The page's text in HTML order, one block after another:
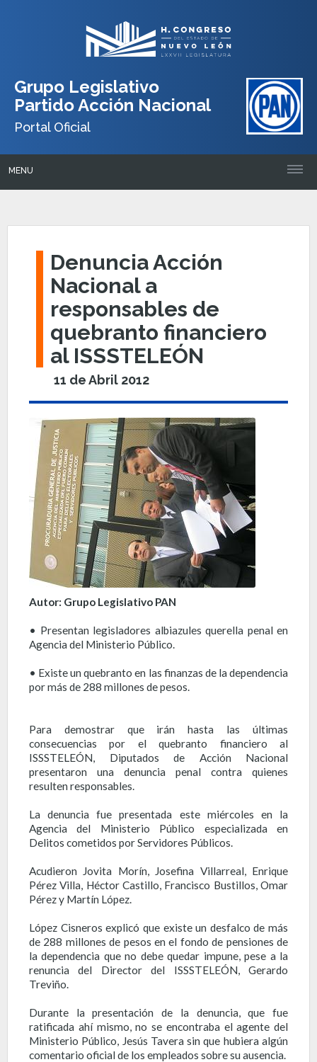
Grupo Legislativo
Partido Acción Nacional
Portal Oficial
MENU
Denuncia Acción
Nacional a
responsables de
quebranto financiero
al ISSSTELEÓN
11 de Abril 2012
Autor: Grupo Legislativo PAN
• Presentan legisladores albiazules querella penal en
Agencia del Ministerio Público.
• Existe un quebranto en las finanzas de la dependencia
por más de 288 millones de pesos.
Para demostrar que irán hasta las últimas
consecuencias por el quebranto financiero al
ISSSTELEÓN, Diputados de Acción Nacional
presentaron una denuncia penal contra quienes
resulten responsables.
La denuncia fue presentada este miércoles en la
Agencia del Ministerio Público especializada en
Delitos cometidos por Servidores Públicos.
Acudieron Jovita Morín, Josefina Villarreal, Enrique
Pérez Villa, Héctor Castillo, Francisco Bustillos, Omar
Pérez y Martín López.
López Cisneros explicó que existe un desfalco de más
de 288 millones de pesos en el fondo de pensiones de
la dependencia que no debe quedar impune, pese a la
renuncia del Director del ISSSTELEÓN, Gerardo
Treviño.
Durante la presentación de la denuncia, que fue
ratificada ahí mismo, no se encontraba el agente del
Ministerio Público, Jesús Tavera sin que hubiera algún
comentario oficial de los empleados sobre su ausencia.